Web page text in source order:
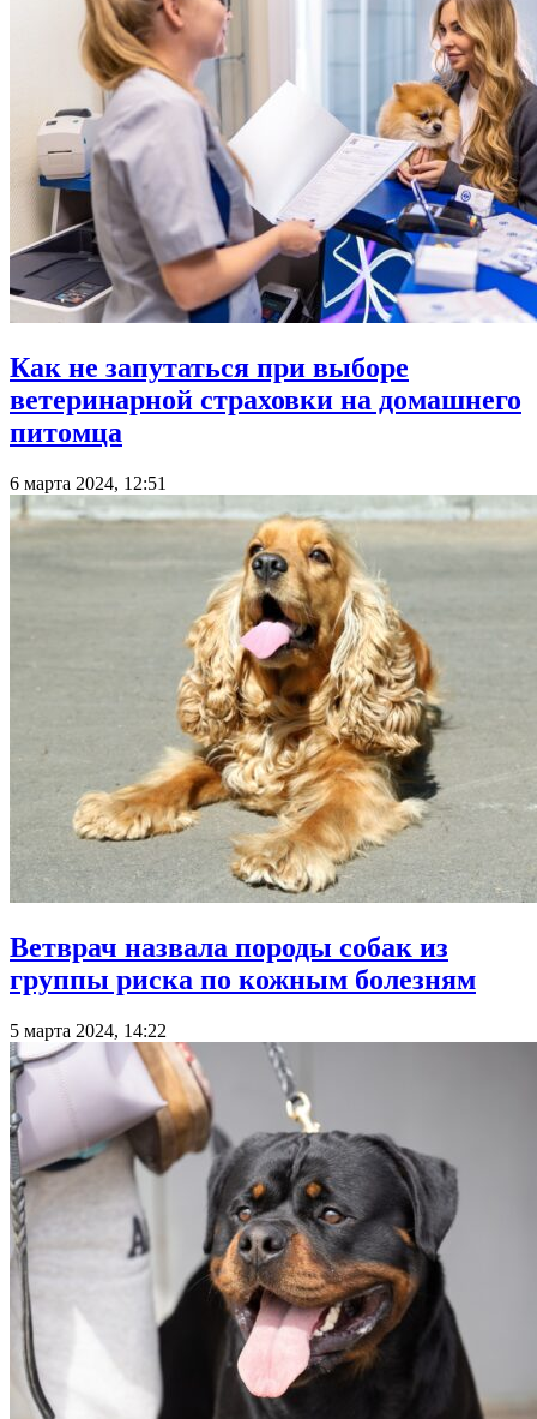
Как не запутаться при выборе
ветеринарной страховки на домашнего
питомца
6 марта 2024, 12:51
Ветврач назвала породы собак из
группы риска по кожным болезням
5 марта 2024, 14:22